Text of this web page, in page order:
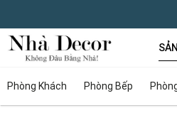
Phòng Khách Phòng Bếp